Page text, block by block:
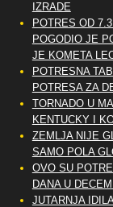
IZRADE
POTRES OD
POGODIO JE
JE KOMETA
POTRESNA
POTRESA ZA
TORNADO U
KENTUCKY I
ZEMLJA NIJE
SAMO POLA
OVO SU
DANA U
JUTARNJA